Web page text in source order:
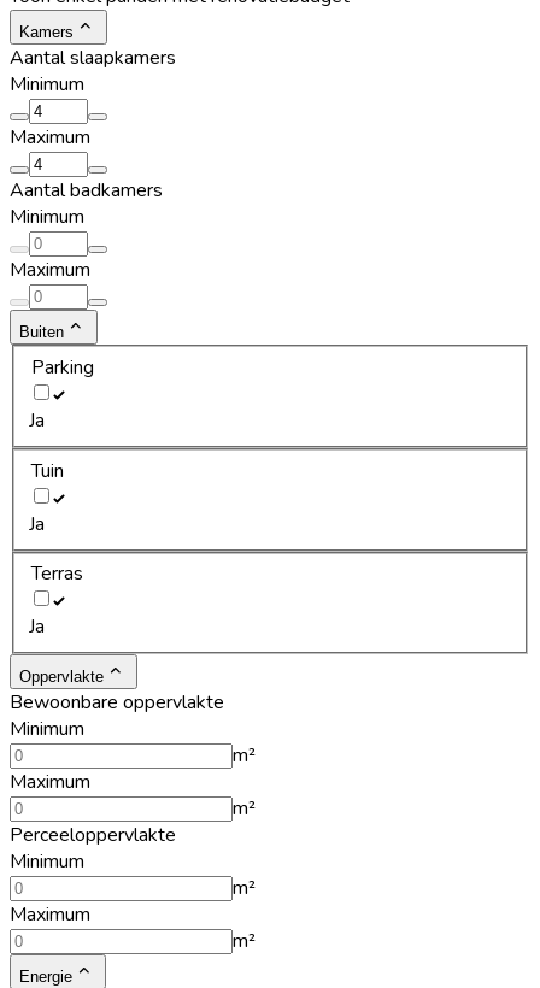
Kamers
Aantal slaapkamers
Minimum
Maximum
Aantal badkamers
Minimum
Maximum
Buiten
Parking
Ja
Tuin
Ja
Terras
Ja
Oppervlakte
Bewoonbare oppervlakte
Minimum
m²
Maximum
m²
Perceeloppervlakte
Minimum
m²
Maximum
m²
Energie